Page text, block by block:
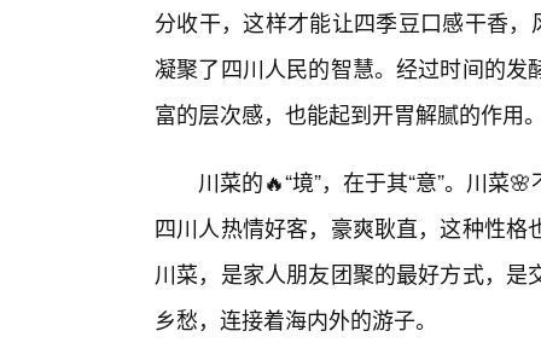
分收干，这样才能让四季豆口感干香
凝聚了四川人民的智慧。经过时间的
富的层次感，也能起到开胃解腻的作用
川菜的🔥“境”，在于其“意”。川菜
四川人热情好客，豪爽耿直，这种性
川菜，是家人朋友团聚的最好方式，
乡愁，连接着海内外的游子。